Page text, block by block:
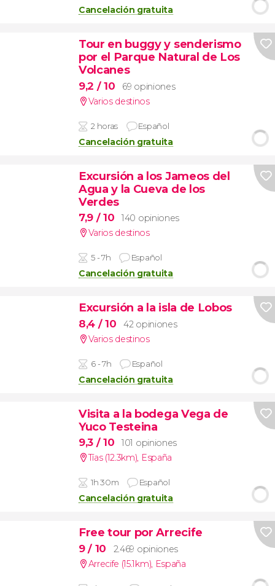
Cancelación gratuita
Tour en buggy y senderismo
por el Parque Natural de Los
Volcanes
9,2 / 10
69 opiniones
Varios destinos
2 horas Español
Cancelación gratuita
Excursión a los Jameos del
Agua y la Cueva de los
Verdes
7,9 / 10
140 opiniones
Varios destinos
5 - 7h Español
Cancelación gratuita
Excursión a la isla de Lobos
8,4 / 10
42 opiniones
Varios destinos
6 - 7h Español
Cancelación gratuita
Visita a la bodega Vega de
Yuco Testeina
9,3 / 10
101 opiniones
Tías (12.3km), España
1h 30m Español
Cancelación gratuita
Free tour por Arrecife
9/ 10
2.469 opiniones
Arrecife (15.1km), España